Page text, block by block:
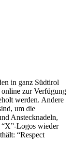
in ganz Südtirol
zur Verfügung
werden. Andere
um die
Anstecknadeln,
“X”-Logos wieder
“Respect